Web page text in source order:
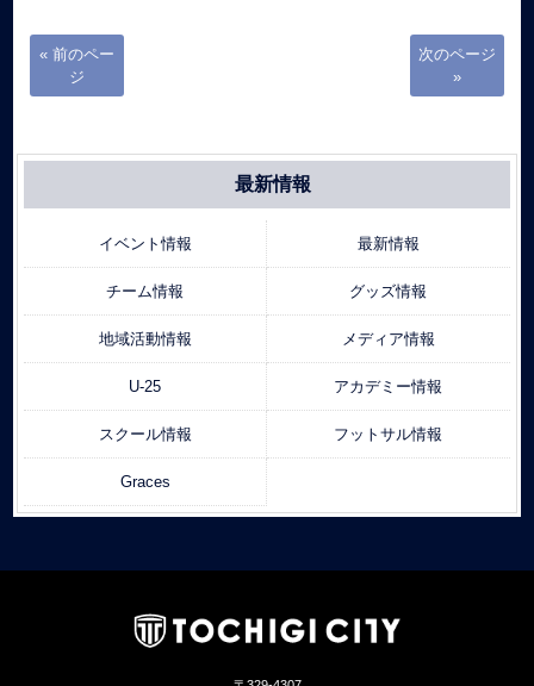
« 前のペー
ジ
次のページ
»
最新情報
イベント情報 最新情報
チーム情報 グッズ情報
地域活動情報 メディア情報
U-25 アカデミー情報
スクール情報 フットサル情報
Graces